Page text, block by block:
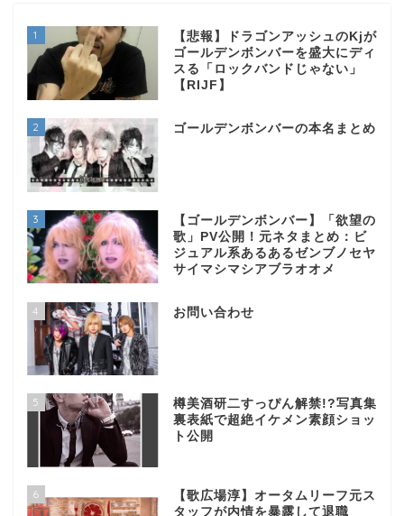
1
【悲報】ドラゴンアッシュのKjが
ゴールデンボンバーを盛大にディ
スる「ロックバンドじゃない」
【RIJF】
2 ゴールデンボンバーの本名まとめ
3
【ゴールデンボンバー】「欲望の
歌」PV公開！元ネタまとめ：ビ
ジュアル系あるあるゼンブノセヤ
サイマシマシアブラオオメ
4 お問い合わせ
5
樽美酒研二すっぴん解禁!?写真集
裏表紙で超絶イケメン素顔ショッ
ト公開
6
【歌広場淳】オータムリーフ元ス
タッフが内情を暴露して退職